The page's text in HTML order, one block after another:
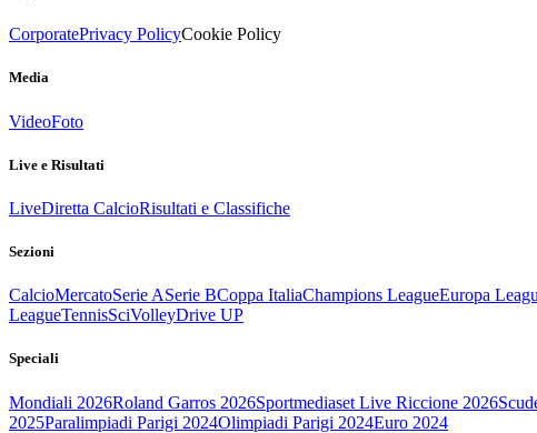
CorporatePrivacy PolicyCookie Policy
Media
VideoFoto
Live e Risultati
LiveDiretta CalcioRisultati e Classifiche
Sezioni
CalcioMercatoSerie ASerie BCoppa ItaliaChampions LeagueEuropa
LeagueTennisSciVolleyDrive UP
Speciali
Mondiali 2026Roland Garros 2026Sportmediaset Live Riccione 2026
2025Paralimpiadi Parigi 2024Olimpiadi Parigi 2024Euro 2024